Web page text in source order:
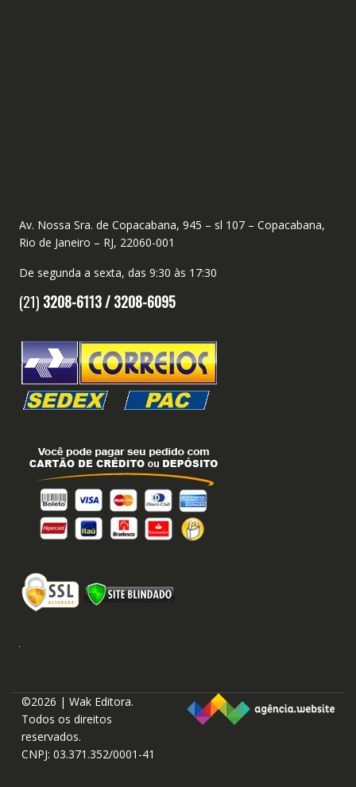
Av. Nossa Sra. de Copacabana, 945 – sl 107 – Copacabana,
Rio de Janeiro – RJ, 22060-001
De segunda a sexta, das 9:30 às 17:30
(21) 3208-6113 /3208-6095
©2026 | Wak Editora.
Todos os direitos
reservados.
CNPJ: 03.371.352/0001-41